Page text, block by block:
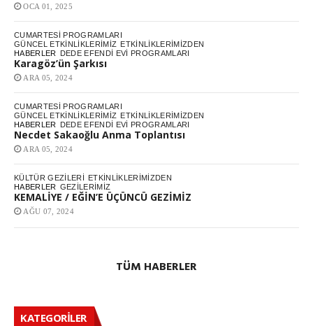
OCA 01, 2025
CUMARTESI PROGRAMLARI
GÜNCEL ETKINLIKLERIMIZ
ETKINLIKLERIMIZDEN
HABERLER
DEDE EFENDI EVI PROGRAMLARI
Karagöz’ün Şarkısı
ARA 05, 2024
CUMARTESI PROGRAMLARI
GÜNCEL ETKINLIKLERIMIZ
ETKINLIKLERIMIZDEN
HABERLER
DEDE EFENDI EVI PROGRAMLARI
Necdet Sakaoğlu Anma Toplantısı
ARA 05, 2024
KÜLTÜR GEZILERI
ETKINLIKLERIMIZDEN
HABERLER GEZILERIMIZ
KEMALİYE / EĞİN’E ÜÇÜNCÜ GEZİMİZ
AĞU 07, 2024
TÜM HABERLER
KATEGORILER